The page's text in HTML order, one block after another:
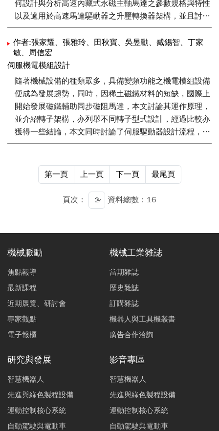
何設計與分析高速內藏式永磁主軸馬達之參數規格與特性
以及適用於高速馬達驅動器之升壓轉換器架構，並且討論
用於高速驅動之弱磁控制策略以及功率開關調變方式。
作者:張家耀、張雅玲、田秋寶、吳昱勳、臧錫智、丁家
敏、周信宏
伺服機電模組設計
隨著機械設備的種類眾多，具備變頻功能之機電模組設備
便成為發展趨勢，同時，因稀土磁鐵材料的短缺，國際上
開始發展磁鐵輔助同步磁阻馬達，本文討論其運作原理，
並介紹轉子架構，亦列舉不同轉子型式設計，經過比較亦
獲得一些結論，本文同時討論了伺服驅動器設計流程，分
別論述了功率級設計需注意相關項目，從功率開關元件之
達控制迴路相關重點，能夠提供業者未來開發相關伺服機
電模組的依據。
第一頁 上一頁 下一頁 最尾頁
頁次： 資料總數：16
機械脈動
焦點報導
最新課程
近期展覽、研討會
專家觀點
電子報櫃
機械工業雜誌
當期雜誌
歷史雜誌
訂購雜誌
機器人與工具機叢書
廣告合作洽詢
研究與發展
智慧機器人
先進與綠色製程設備
運動控制核心系統
自動駕駛與電動車
影音專區
智慧機器人
先進與綠色製程設備
運動控制核心系統
自動駕駛與電動車